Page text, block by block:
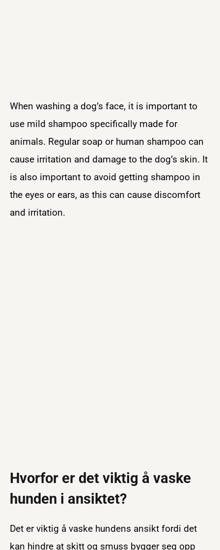
When washing a dog’s face, it is important to
use mild shampoo specifically made for
animals. Regular soap or human shampoo can
cause irritation and damage to the dog’s skin. It
is also important to avoid getting shampoo in
the eyes or ears, as this can cause discomfort
and irritation.
Hvorfor er det viktig å vaske
hunden i ansiktet?
Det er viktig å vaske hundens ansikt fordi det
kan hindre at skitt og smuss bygger seg opp